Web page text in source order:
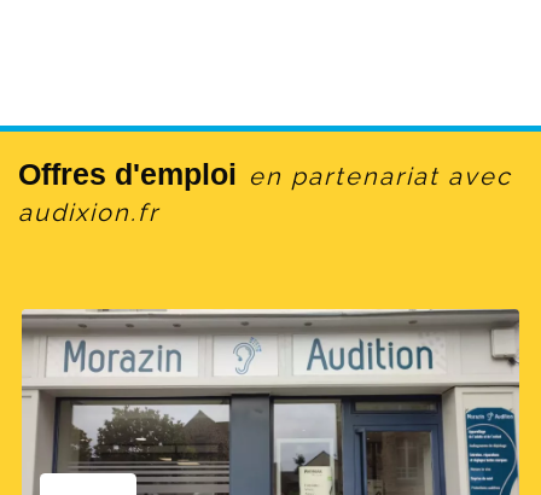
Offres d'emploi en partenariat avec
audixion.fr